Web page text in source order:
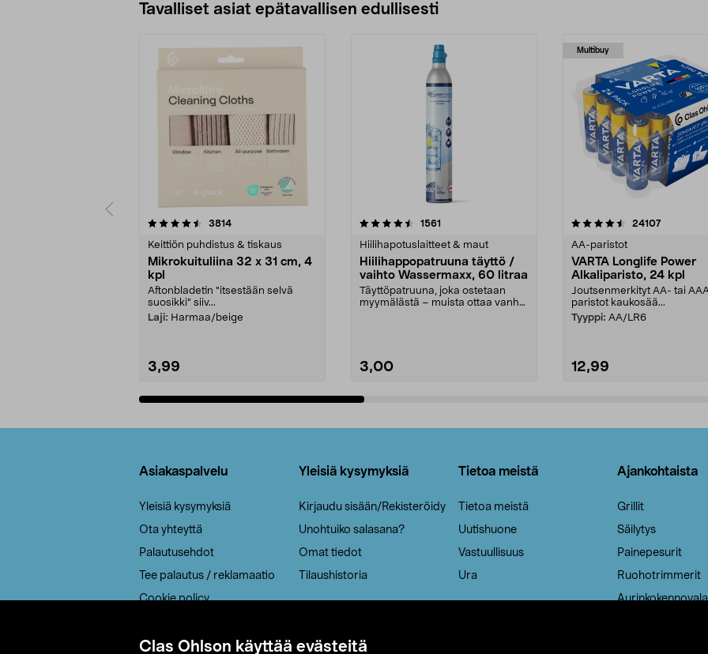
Clas Ohlson käyttää evästeitä
Tavalliset asiat epätavallisen edullisesti
3814arvostelut
Keittiön puhdistus & tiskaus
Mikrokuituliina 32 x 31 cm, 4
kpl
Aftonbladetin "itsestään selvä
suosikki" siiv...
Laji: Harmaa/beige
3,99
4.5viidestä
1561
Hiilihapotuslaitteet & maut
Hiilihappopatruuna täyttö /
vaihto Wassermaxx, 60 litraa
Täyttöpatruuna, joka ostetaan
myymälästä – muista ottaa vanha
3,00
Multibuy
4.5viidestä
24107arvostelut
AA-paristot
VARTA Longlife Power
Alkaliparisto, 24 kpl
Joutsenmerkityt AA- tai
paristot kaukosää...
Tyyppi: AA/LR6
12,99
4.5viidestä
Asiakaspalvelu
Yleisiä kysymyksiä
Ota yhteyttä
Palautusehdot
Tee palautus / reklamaatio
Cookie policy
Saavutettavuus
Yleisiä kysymyksiä
Kirjaudu sisään/Rekisteröidy
Unohtuiko salasana?
Omat tiedot
Tilaushistoria
Tietoa meistä
Tietoa meistä
Uutishuone
Vastuullisuus
Ura
Ajankohtaista
Grillit
Säilytys
Painepesurit
Ruohotrimmerit